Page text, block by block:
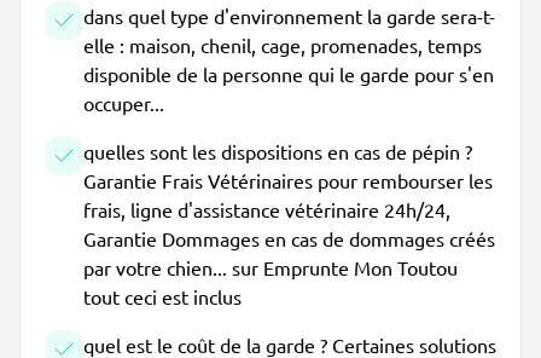
dans quel type d'environnement la garde sera-t-
elle : maison, chenil, cage, promenades, temps
disponible de la personne qui le garde pour s'en
occuper...
quelles sont les dispositions en cas de pépin ?
Garantie Frais Vétérinaires pour rembourser les
frais, ligne d'assistance vétérinaire 24h/24,
Garantie Dommages en cas de dommages créés
par votre chien... sur Emprunte Mon Toutou
tout ceci est inclus
quel est le coût de la garde ? Certaines solutions